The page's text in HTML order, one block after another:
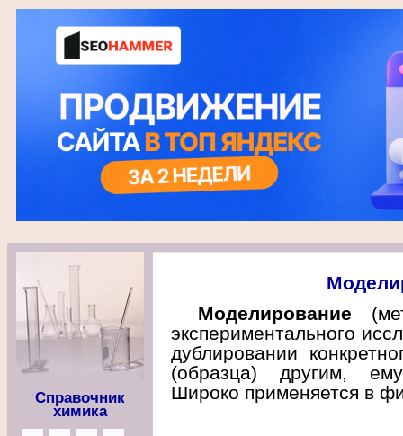
Справочник
химика
Моделирование
экспериментального
дублировании
(образца) другим,
Широко применяется в